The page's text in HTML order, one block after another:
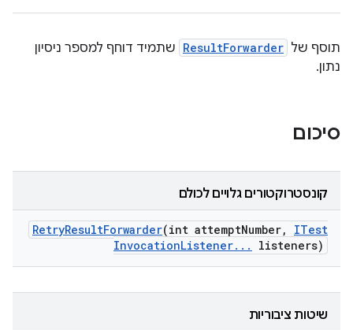
תוסף של ResultForwarder שתמיד דוחף למספר ניסיון
נתון.
סיכום
קונסטרוקטורים גלויים לכולם
RetryResultForwarder(int attemptNumber,
ITest
InvocationListener. . . listeners)
שיטות ציבוריות